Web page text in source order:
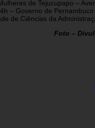
de Tejucupapo –
– Governo de
de Ciências da
Foto –